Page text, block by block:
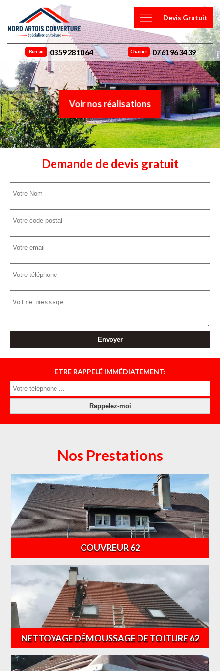
Devis Gratuit
Bureau 03 59 28 10 64 Chantier 07 61 96 34 39
Voir nos réalisations
Demande de devis gratuit
ETRE RAPPELÉ IMMÉDIATEMENT:
Nos Prestations
COUVREUR 62
NETTOYAGE DÉMOUSSAGE DE TOITURE 62